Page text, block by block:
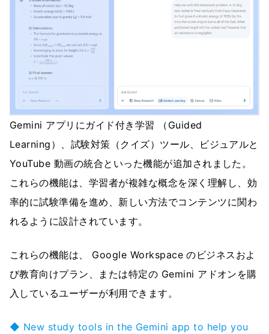
Gemini アプリにガイド付き学習 （Guided
Learning）、試験対策（クイズ）ツール、ビジュアルと
YouTube 動画の統合といった機能が追加されました。
これらの機能は、学習者が複雑な概念を深く理解し、効
率的に試験準備を進め、新しい方法でコンテンツに関わ
れるように設計されています。
これらの機能は、 Google Workspace のビジネスおよ
び教育向けプラン、または特定の Gemini アドオンを購
入しているユーザーが利用できます。
◆ New study tools in the Gemini app to help you